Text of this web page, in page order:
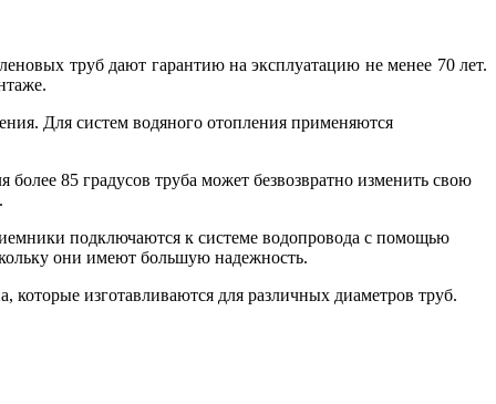
труб дают гарантию на эксплуатацию не менее 70 лет.
Для систем водяного отопления применяются
85 градусов труба может безвозвратно изменить свою
подключаются к системе водопровода с помощью
они имеют большую надежность.
изготавливаются для различных диаметров труб.